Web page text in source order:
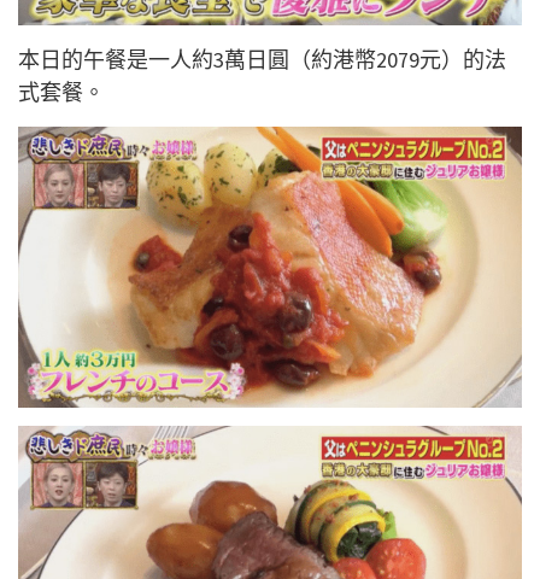
本日的午餐是一人約3萬日圓（約港幣2079元）的法
式套餐。